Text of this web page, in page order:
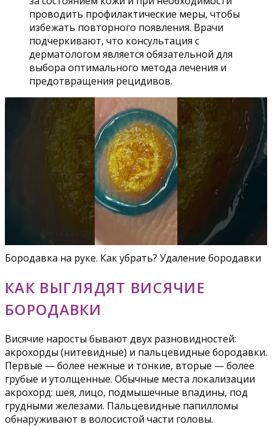
проводить профилактические меры, чтобы
избежать повторного появления. Врачи
подчеркивают, что консультация с
дерматологом является обязательной для
выбора оптимального метода лечения и
предотвращения рецидивов.
Бородавка на руке. Как убрать? Удаление бородавки
КАК ВЫГЛЯДЯТ ВИСЯЧИЕ
БОРОДАВКИ
Висячие наросты бывают двух разновидностей:
акрохорды (нитевидные) и пальцевидные бородавки.
Первые — более нежные и тонкие, вторые — более
грубые и утолщенные. Обычные места локализации
акрохорд: шея, лицо, подмышечные впадины, под
грудными железами. Пальцевидные папилломы
обнаруживают в волосистой части головы.